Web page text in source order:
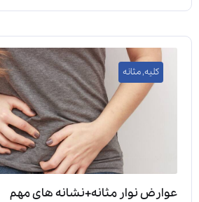
کلیه,مثانه
عوارض نوار مثانه+نشانه های مهم